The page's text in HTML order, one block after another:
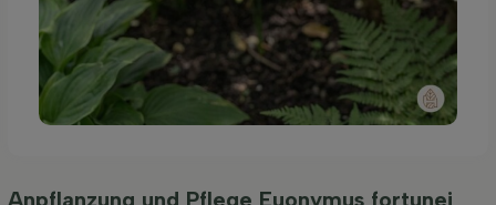
Anpflanzung und Pflege Euonymus fortunei